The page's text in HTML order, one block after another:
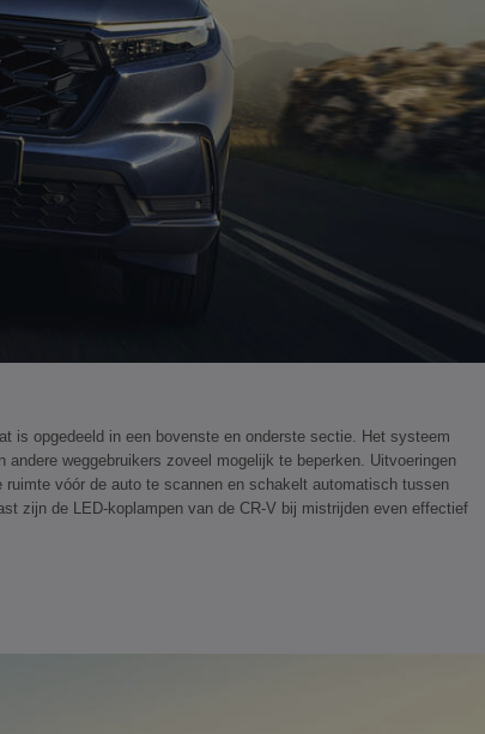
is opgedeeld in een bovenste en onderste sectie. Het systeem
weggebruikers zoveel mogelijk te beperken. Uitvoeringen
vóór de auto te scannen en schakelt automatisch tussen
zijn de LED-koplampen van de CR-V bij mistrijden even effectief